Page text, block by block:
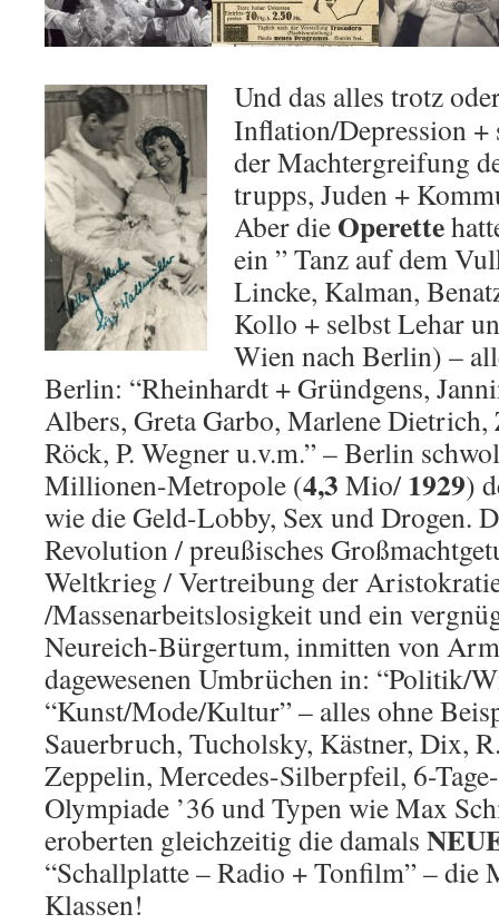
Und das alles trotz
Inflation/Depression +
der Machtergreifung
trupps, Juden +
Aber die Operette
ein ” Tanz auf dem
Lincke, Kalman,
Kollo + selbst Lehar
Wien nach Berlin) –
Berlin: “Rheinhardt + Gründgens,
Albers, Greta Garbo, Marlene
Röck, P. Wegner u.v.m.” – Berlin
Millionen-Metropole (4,3 Mio/1929)
wie die Geld-Lobby, Sex und Drogen.
Revolution / preußisches
Weltkrieg / Vertreibung der
/Massenarbeitslosigkeit und ein
Neureich-Bürgertum, inmitten von
dagewesenen Umbrüchen in: “Politik/
“Kunst/Mode/Kultur” – alles ohne
Sauerbruch, Tucholsky, Kästner, Dix,
Zeppelin, Mercedes-Silberpfeil, 6-
Olympiade ’36 und Typen wie Max
eroberten gleichzeitig die damals
“Schallplatte – Radio + Tonfilm” – die
Klassen!